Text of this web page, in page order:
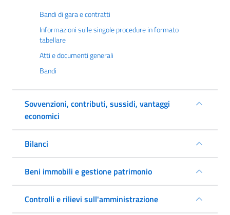
Bandi di gara e contratti
Informazioni sulle singole procedure in formato
tabellare
Atti e documenti generali
Bandi
Sovvenzioni, contributi, sussidi, vantaggi
economici
Bilanci
Beni immobili e gestione patrimonio
Controlli e rilievi sull'amministrazione